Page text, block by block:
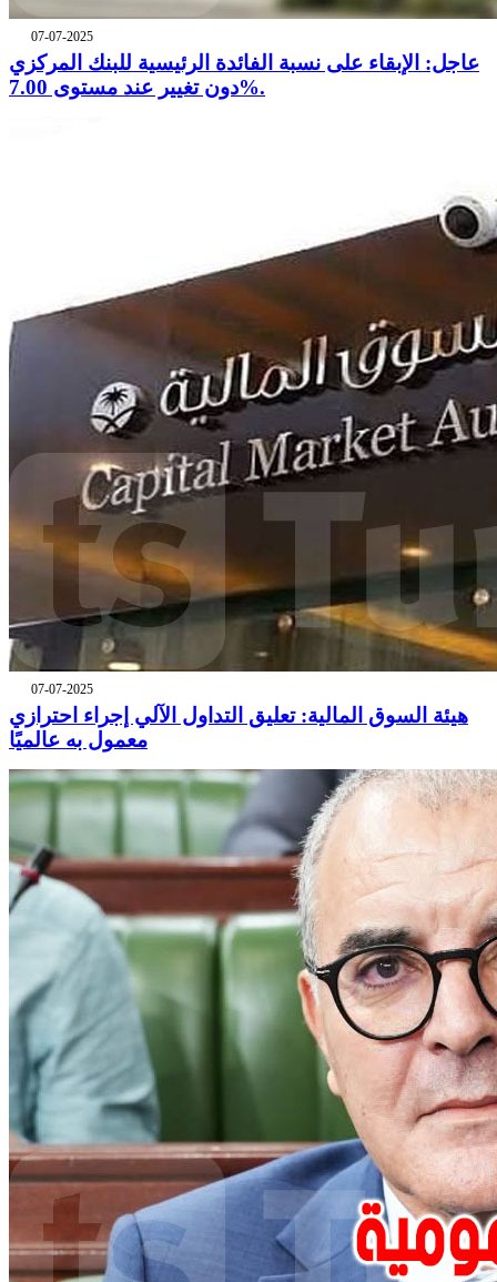
07-07-2025
عاجل: الإبقاء على نسبة الفائدة الرئيسية للبنك المركزي
دون تغيير عند مستوى 7.00%.
07-07-2025
هيئة السوق المالية: تعليق التداول الآلي إجراء احترازي
معمول به عالميًا